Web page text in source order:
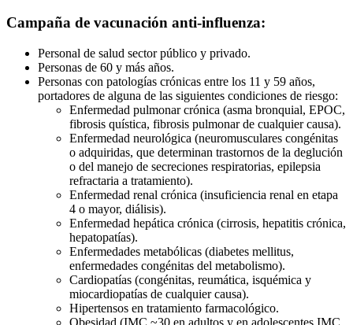
Campaña de vacunación anti-influenza:
Personal de salud sector público y privado.
Personas de 60 y más años.
Personas con patologías crónicas entre los 11 y 59 años,
portadores de alguna de las siguientes condiciones de riesgo:
Enfermedad pulmonar crónica (asma bronquial, EPOC,
fibrosis quística, fibrosis pulmonar de cualquier causa).
Enfermedad neurológica (neuromusculares congénitas
o adquiridas, que determinan trastornos de la deglución
o del manejo de secreciones respiratorias, epilepsia
refractaria a tratamiento).
Enfermedad renal crónica (insuficiencia renal en etapa
4 o mayor, diálisis).
Enfermedad hepática crónica (cirrosis, hepatitis crónica,
hepatopatías).
Enfermedades metabólicas (diabetes mellitus,
enfermedades congénitas del metabolismo).
Cardiopatías (congénitas, reumática, isquémica y
miocardiopatías de cualquier causa).
Hipertensos en tratamiento farmacológico.